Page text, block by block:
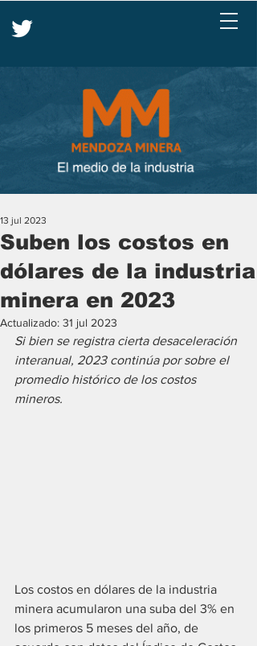
Suben los costos en
dólares de la industria
minera en 2023
13 jul 2023
Actualizado: 31 jul 2023
Si bien se registra cierta desaceleración
interanual, 2023 continúa por sobre el
promedio histórico de los costos
mineros.
Los costos en dólares de la industria
minera acumularon una suba del 3% en
los primeros 5 meses del año, de